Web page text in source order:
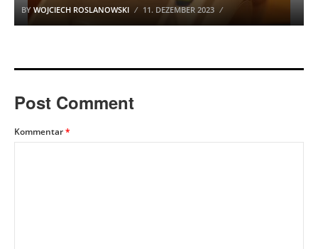
BY WOJCIECH ROSLANOWSKI 11. DEZEMBER 2023
Post Comment
Kommentar*